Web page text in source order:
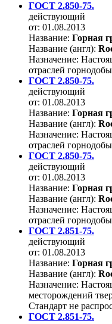
ГОСТ 2.850-75.
действующий
от: 01.08.2013
Название: Горная
Название (англ):
Назначение:
отраслей
ГОСТ 2.850-75.
действующий
от: 01.08.2013
Название: Горная
Название (англ):
Назначение:
отраслей
ГОСТ 2.850-75.
действующий
от: 01.08.2013
Название: Горная
Название (англ):
Назначение:
отраслей
ГОСТ 2.851-75.
действующий
от: 01.08.2013
Название: Горная
Название (англ):
Назначение:
месторождений
Стандарт не
ГОСТ 2.851-75.